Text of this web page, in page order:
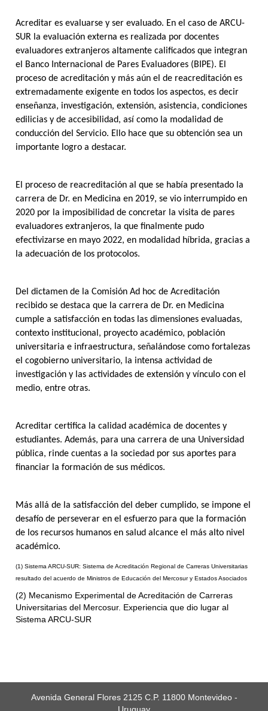
Acreditar es evaluarse y ser evaluado. En el caso de ARCU-
SUR la evaluación externa es realizada por docentes
evaluadores extranjeros altamente calificados que integran
el Banco Internacional de Pares Evaluadores (BIPE). El
proceso de acreditación y más aún el de reacreditación es
extremadamente exigente en todos los aspectos, es decir
enseñanza, investigación, extensión, asistencia, condiciones
edilicias y de accesibilidad, así como la modalidad de
conducción del Servicio. Ello hace que su obtención sea un
importante logro a destacar.
El proceso de reacreditación al que se había presentado la
carrera de Dr. en Medicina en 2019, se vio interrumpido en
2020 por la imposibilidad de concretar la visita de pares
evaluadores extranjeros, la que finalmente pudo
efectivizarse en mayo 2022, en modalidad híbrida, gracias a
la adecuación de los protocolos.
Del dictamen de la Comisión Ad hoc de Acreditación
recibido se destaca que la carrera de Dr. en Medicina
cumple a satisfacción en todas las dimensiones evaluadas,
contexto institucional, proyecto académico, población
universitaria e infraestructura, señalándose como fortalezas
el cogobierno universitario, la intensa actividad de
investigación y las actividades de extensión y vínculo con el
medio, entre otras.
Acreditar certifica la calidad académica de docentes y
estudiantes. Además, para una carrera de una Universidad
pública, rinde cuentas a la sociedad por sus aportes para
financiar la formación de sus médicos.
Más allá de la satisfacción del deber cumplido, se impone el
desafío de perseverar en el esfuerzo para que la formación
de los recursos humanos en salud alcance el más alto nivel
académico.
(1) Sistema ARCU-SUR: Sistema de Acreditación Regional de Carreras Universitarias
resultado del acuerdo de Ministros de Educación del Mercosur y Estados Asociados
(2) Mecanismo Experimental de Acreditación de Carreras
Universitarias del Mercosur. Experiencia que dio lugar al
Sistema ARCU-SUR
Avenida General Flores 2125 C.P. 11800 Montevideo -